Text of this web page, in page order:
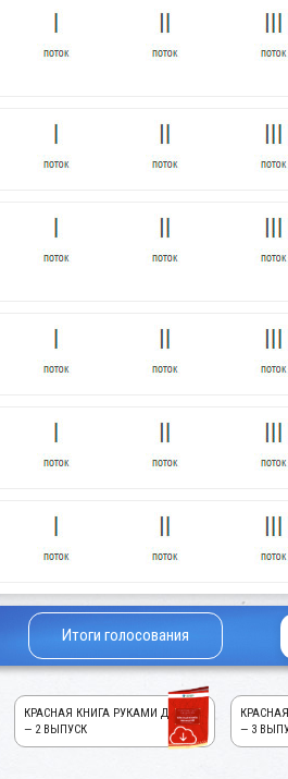
Итоги голосования
КРАСНАЯ КНИГА РУКАМИ ДЕТЕЙ!
— 2 ВЫПУСК
— 3